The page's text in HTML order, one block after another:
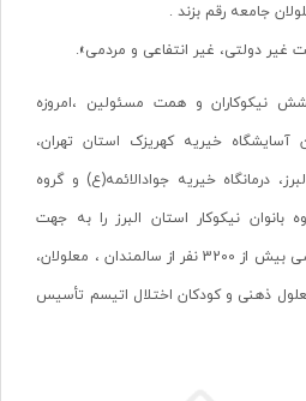
جامعه رقم بزند .
دولتی، غیر انتفاعی و مردمی».
و همت مسئولین ،امروزه
خیریه کهریزک استان تهران،
درمانگاه خیریه جوادالائمه(ع) و گروه
بانوان نیکوکار استان البرز را به جهت
مراقبت ، درمان ، آموزش و توانبخشی بیش از 3200 نفر از سالمندان ، معلولان،
ذهنی و کودکان اختلال اتیسم تأسیس